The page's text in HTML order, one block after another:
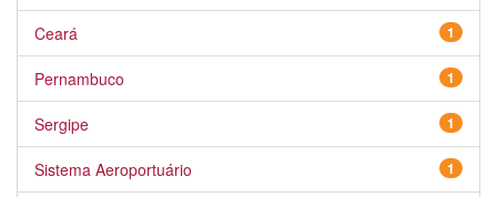
1
Ceará
1
Pernambuco
1
Sergipe
1
Sistema Aeroportuário